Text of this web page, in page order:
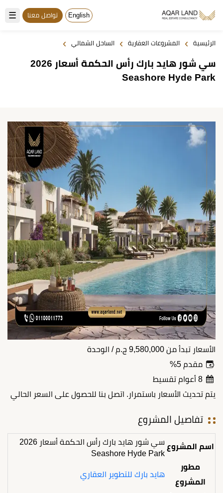
☰ English تواصل معنا
الرئيسية › المشروعات العقارية › الساحل الشمالي ›
سي شور هايد بارك رأس الحكمة أسعار 2026
Seashore Hyde Park
الأسعار تبدأ من 9,580,000 ج.م / الوحدة
مقدم 5%
8 أعوام تقسيط
يتم تحديث الأسعار باستمرار. اتصل بنا للحصول على السعر الحالي
تفاصيل المشروع
اسم المشروع
سي شور هايد بارك رأس الحكمة أسعار 2026
Seashore Hyde Park
مطور
المشروع
هايد بارك للتطوير العقاري